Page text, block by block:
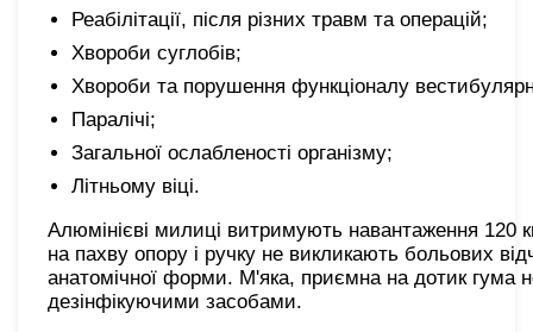
Реабілітації, після різних травм та операцій;
Хвороби суглобів;
Хвороби та порушення функціоналу
Паралічі;
Загальної ослабленості організму;
Літньому віці.
Алюмінієві милиці витримують навантаження 120
на пахву опору і ручку не викликають больових
анатомічної форми. М'яка, приємна на дотик гума
дезінфікуючими засобами.